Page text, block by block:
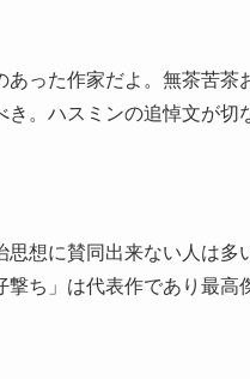
あった作家だよ。無茶苦茶
き。ハスミンの追悼文が切
思想に賛同出来ない人は多
撃ち」は代表作であり最高